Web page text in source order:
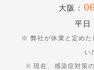
大阪：
平日
※ 弊社が休業と定めた
い
※ 現在、感染症対策